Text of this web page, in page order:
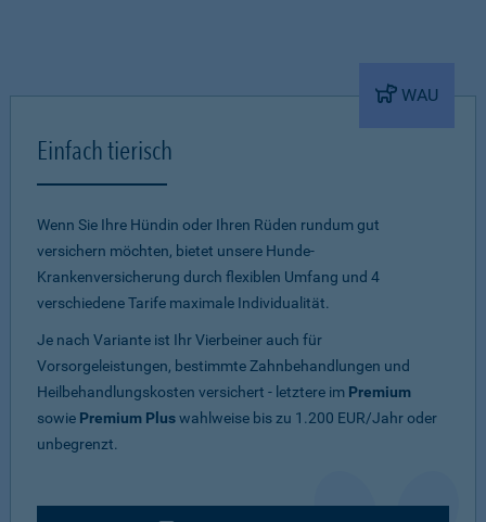
WAU
Einfach tierisch
Wenn Sie Ihre Hündin oder Ihren Rüden rundum gut
versichern möchten, bietet unsere Hunde-
Krankenversicherung durch flexiblen Umfang und 4
verschiedene Tarife maximale Individualität.
Je nach Variante ist Ihr Vierbeiner auch für
Vorsorgeleistungen, bestimmte Zahnbehandlungen und
Heilbehandlungskosten versichert - letztere im Premium
sowie Premium Pluswahlweise bis zu 1.200 EUR/Jahr oder
unbegrenzt.